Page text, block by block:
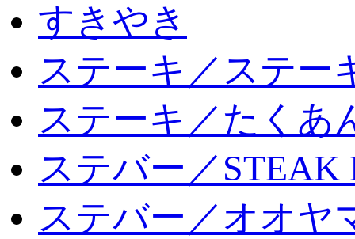
すきやき
ステーキ／ステー
ステーキ／たくあ
ステバー／STEAK
ステバー／オオヤ